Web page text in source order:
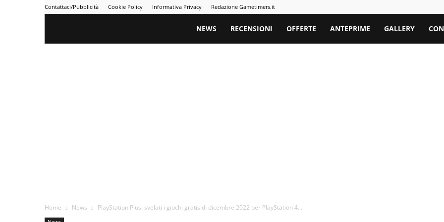
Contattaci/Pubblicità Cookie Policy Informativa Privacy Redazione Gametimers.it
Gametimers
NEWS RECENSIONI OFFERTE ANTEPRIME GALLERY
Home News PlayStation Plus: svelati i giochi gratis di dicembre 2022 per PlayStation 4...